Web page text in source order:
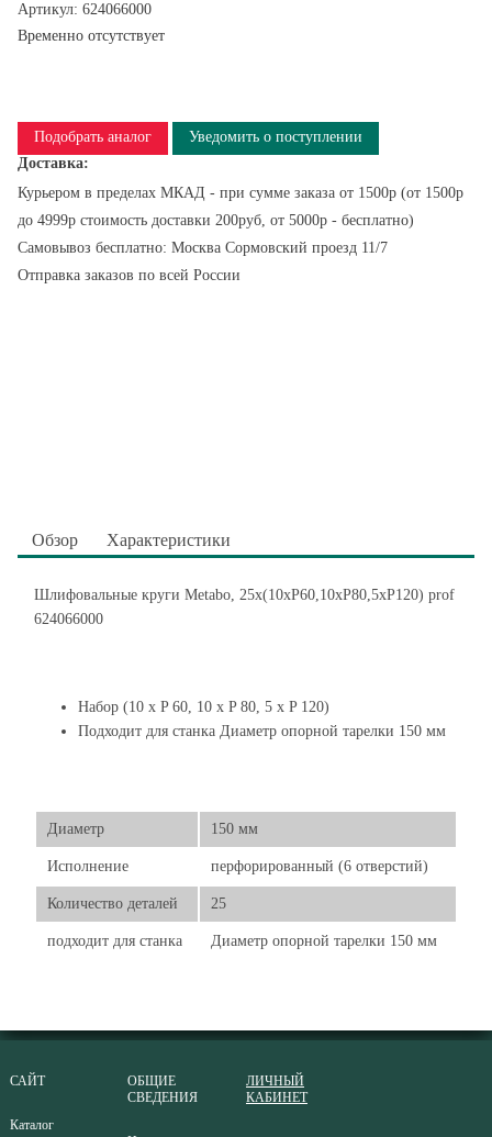
Артикул: 624066000
Временно отсутствует
Подобрать аналог
Уведомить о поступлении
Доставка:
Курьером в пределах МКАД - при сумме заказа от 1500р (от 1500р
до 4999р стоимость доставки 200руб, от 5000р - бесплатно)
Самовывоз бесплатно: Москва Сормовский проезд 11/7
Отправка заказов по всей России
Обзор Характеристики
Шлифовальные круги Metabo, 25х(10хР60,10хР80,5хР120) prof
624066000
Набор (10 x P 60, 10 x P 80, 5 x P 120)
Подходит для станка Диаметр опорной тарелки 150 мм
Диаметр 150 мм
Исполнение перфорированный (6 отверстий)
Количество деталей 25
подходит для станка Диаметр опорной тарелки 150 мм
САЙТ
Каталог
ОБЩИЕ
СВЕДЕНИЯ
ЛИЧНЫЙ
КАБИНЕТ